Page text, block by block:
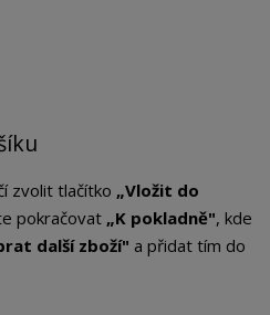
zvolit tlačítko „Vložit do
pokračovat „K pokladně", kde
další zboží" a přidat tím do